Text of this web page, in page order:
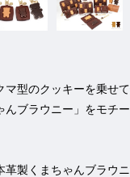
マ型のクッキーを乗せ
ブラウニー」をモチ
製くまちゃんブラウニ